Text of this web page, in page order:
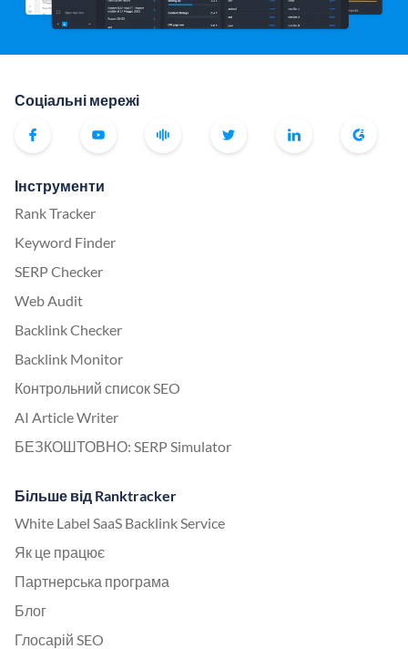
Соціальні мережі
Інструменти
Rank Tracker
Keyword Finder
SERP Checker
Web Audit
Backlink Checker
Backlink Monitor
Контрольний список SEO
AI Article Writer
БЕЗКОШТОВНО: SERP Simulator
Більше від Ranktracker
White Label SaaS Backlink Service
Як це працює
Партнерська програма
Блог
Глосарій SEO